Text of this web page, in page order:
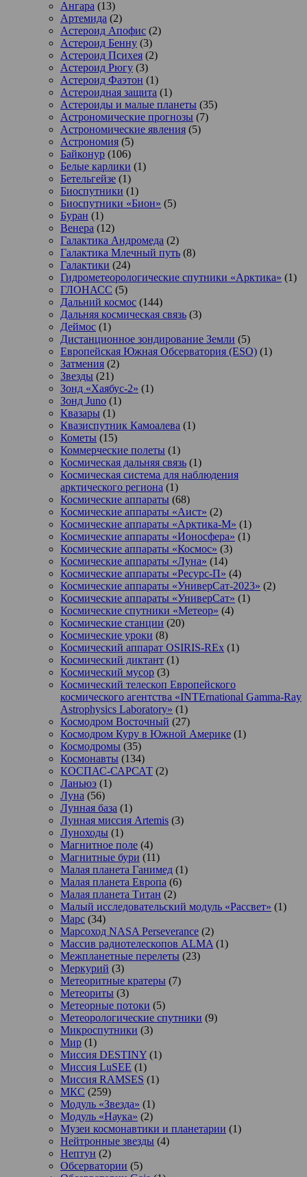
Ангара (13)
Артемида (2)
Астероид Апофис (2)
Астероид Бенну (3)
Астероид Психея (2)
Астероид Рюгу (3)
Астероид Фаэтон (1)
Астероидная защита (1)
Астероиды и малые планеты (35)
Астрономические прогнозы (7)
Астрономические явления (5)
Астрономия (5)
Байконур (106)
Белые карлики (1)
Бетельгейзе (1)
Биоспутники (1)
Биоспутники «Бион» (5)
Буран (1)
Венера (12)
Галактика Андромеда (2)
Галактика Млечный путь (8)
Галактики (24)
Гидрометеорологические спутники «Арктика» (1)
ГЛОНАСС (5)
Дальний космос (144)
Дальняя космическая связь (3)
Деймос (1)
Дистанционное зондирование Земли (5)
Европейская Южная Обсерватория (ESO) (1)
Затмения (2)
Звезды (21)
Зонд «Хаябус-2» (1)
Зонд Juno (1)
Квазары (1)
Квазиспутник Камоалева (1)
Кометы (15)
Коммерческие полеты (1)
Космическая дальняя связь (1)
Космическая система для наблюдения
арктического региона (1)
Космические аппараты (68)
Космические аппараты «Аист» (2)
Космические аппараты «Арктика-М» (1)
Космические аппараты «Ионосфера» (1)
Космические аппараты «Космос» (3)
Космические аппараты «Луна» (14)
Космические аппараты «Ресурс-П» (4)
Космические аппараты «УниверСат-2023» (2)
Космические аппараты «УниверСат» (1)
Космические спутники «Метеор» (4)
Космические станции (20)
Космические уроки (8)
Космический аппарат OSIRIS-REx (1)
Космический диктант (1)
Космический мусор (3)
Космический телескоп Европейского
космического агентства «INTErnational Gamma-Ray
Astrophysics Laboratory» (1)
Космодром Восточный (27)
Космодром Куру в Южной Америке (1)
Космодромы (35)
Космонавты (134)
КОСПАС-САРСАТ (2)
Ланьюэ (1)
Луна (56)
Лунная база (1)
Лунная миссия Artemis (3)
Луноходы (1)
Магнитное поле (4)
Магнитные бури (11)
Малая планета Ганимед (1)
Малая планета Европа (6)
Малая планета Титан (2)
Малый исследовательский модуль «Рассвет» (1)
Марс (34)
Марсоход NASA Perseverance (2)
Массив радиотелескопов ALMA (1)
Межпланетные перелеты (23)
Меркурий (3)
Метеоритные кратеры (7)
Метеориты (3)
Метеорные потоки (5)
Метеорологические спутники (9)
Микроспутники (3)
Мир (1)
Миссия DESTINY (1)
Миссия LuSEE (1)
Миссия RAMSES (1)
МКС (259)
Модуль «Звезда» (1)
Модуль «Наука» (2)
Музеи космонавтики и планетарии (1)
Нейтронные звезды (4)
Нептун (2)
Обсерватории (5)